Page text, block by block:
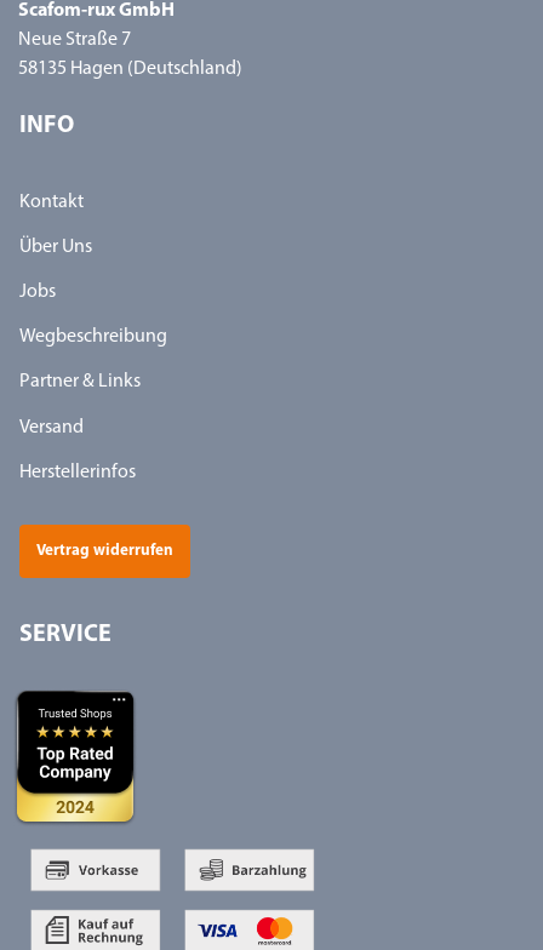
Scafom-rux GmbH
Neue Straße 7
58135 Hagen (Deutschland)
INFO
Kontakt
Über Uns
Jobs
Wegbeschreibung
Partner & Links
Versand
Herstellerinfos
Vertrag widerrufen
SERVICE